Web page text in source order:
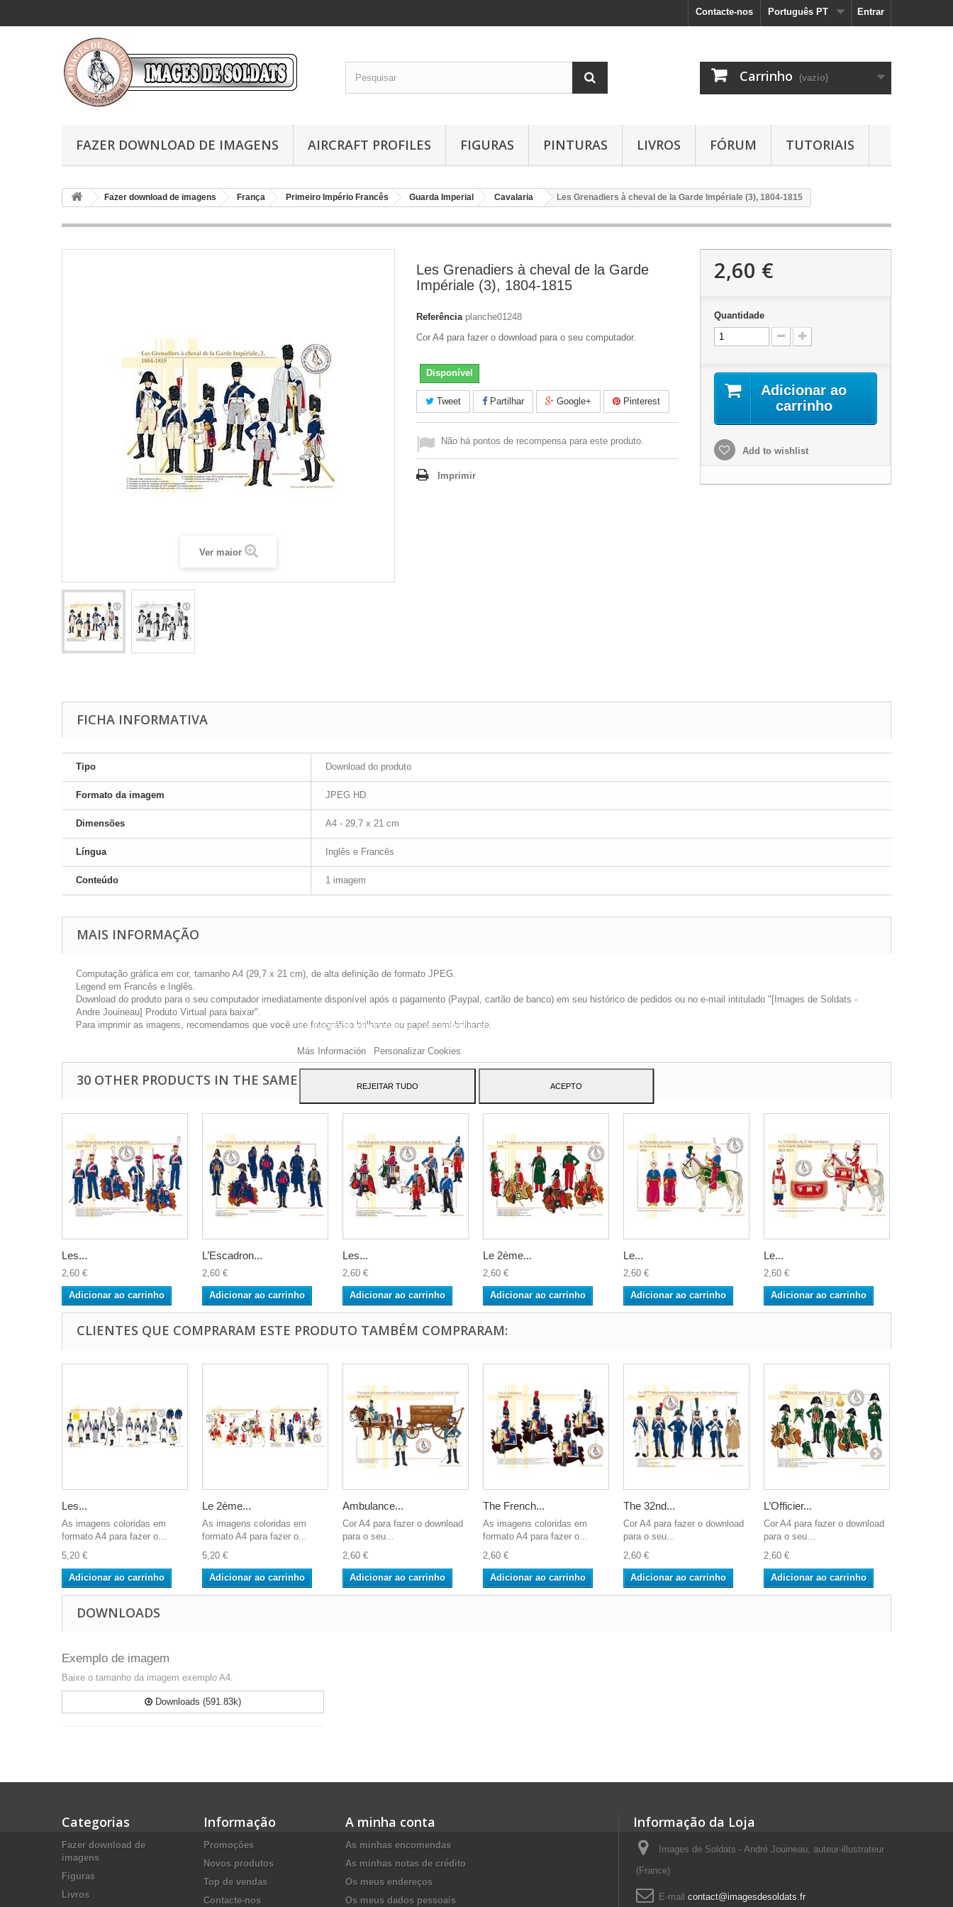
Entrar
Português PT
Contacte-nos
Carrinho (vazio)
FAZER DOWNLOAD DE IMAGENS AIRCRAFT PROFILES FIGURAS PINTURAS LIVROS FÓRUM TUTORIAIS
Fazer download de imagens França Primeiro Império Francês Guarda Imperial Cavalaria Les Grenadiers à cheval de la Garde Impériale (3), 1804-1815
Ver maior
Les Grenadiers à cheval de la Garde
Impériale (3), 1804-1815
Referência planche01248
Cor A4 para fazer o download para o seu computador.
Disponível
Tweet Partilhar Google+ Pinterest
Não há pontos de recompensa para este produto.
Imprimir
2,60 €
Quantidade
Adicionar ao
carrinho
Add to wishlist
FICHA INFORMATIVA
Tipo Download do produto
Formato da imagem JPEG HD
Dimensões A4 - 29,7 x 21 cm
Língua Inglês e Francês
Conteúdo 1 imagem
MAIS INFORMAÇÃO
Computação gráfica em cor, tamanho A4 (29,7 x 21 cm), de alta definição de formato JPEG.
Legend em Francês e Inglês.
Download do produto para o seu computador imediatamente disponível após o pagamento (Paypal, cartão de banco) em seu histórico de pedidos ou no e-mail intitulado "[Images de Soldats -
Andre Jouineau] Produto Virtual para baixar".
Para imprimir as imagens, recomendamos que você use fotográfico brilhante ou papel semi-brilhante.
30 OTHER PRODUCTS IN THE SAME CATEGORY:
Les...
2,60 €
Adicionar ao carrinho
L’Escadron...
2,60 €
Adicionar ao carrinho
Les...
2,60 €
Adicionar ao carrinho
Le 2ème...
2,60 €
Adicionar ao carrinho
Le...
2,60 €
Adicionar ao carrinho
Le...
2,60 €
Adicionar ao carrinho
CLIENTES QUE COMPRARAM ESTE PRODUTO TAMBÉM COMPRARAM:
Les...
As imagens coloridas em
formato A4 para fazer o...
5,20 €
Adicionar ao carrinho
Le 2ème...
As imagens coloridas em
formato A4 para fazer o...
5,20 €
Adicionar ao carrinho
Ambulance...
Cor A4 para fazer o download
para o seu...
2,60 €
Adicionar ao carrinho
The French...
As imagens coloridas em
formato A4 para fazer o...
2,60 €
Adicionar ao carrinho
The 32nd...
Cor A4 para fazer o download
para o seu...
2,60 €
Adicionar ao carrinho
L’Officier...
Cor A4 para fazer o download
para o seu...
2,60 €
Adicionar ao carrinho
DOWNLOADS
Exemplo de imagem
Baixe o tamanho da imagem exemplo A4.
Downloads (591.83k)
Categorias
Fazer download de
imagens
Figuras
Livros
Informação
Promoções
Novos produtos
Top de vendas
Contacte-nos
A minha conta
As minhas encomendas
As minhas notas de crédito
Os meus endereços
Os meus dados pessoais
Informação da Loja
Images de Soldats - André Jouineau, auteur-illustrateur
(France)
E-mail contact@imagesdesoldats.fr
a publicidade relacionada às suas preferências, analisando seus hábitos navegação.
Más Información
Personalizar Cookies
REJEITAR TUDO ACEPTO